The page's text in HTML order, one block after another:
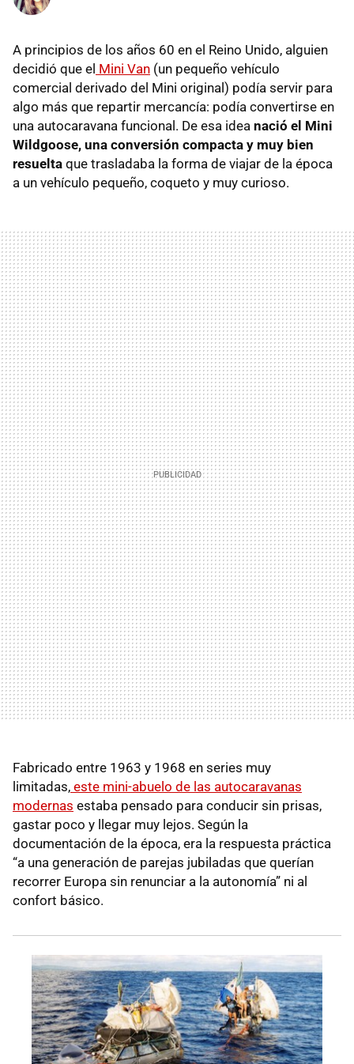
A principios de los años 60 en el Reino Unido, alguien
decidió que el Mini Van (un pequeño vehículo
comercial derivado del Mini original) podía servir para
algo más que repartir mercancía: podía convertirse en
una autocaravana funcional. De esa idea nació el Mini
Wildgoose, una conversión compacta y muy bien
resuelta que trasladaba la forma de viajar de la época
a un vehículo pequeño, coqueto y muy curioso.
Fabricado entre 1963 y 1968 en series muy
limitadas, este mini-abuelo de las autocaravanas
modernas estaba pensado para conducir sin prisas,
gastar poco y llegar muy lejos. Según la
documentación de la época, era la respuesta práctica
“a una generación de parejas jubiladas que querían
recorrer Europa sin renunciar a la autonomía” ni al
confort básico.